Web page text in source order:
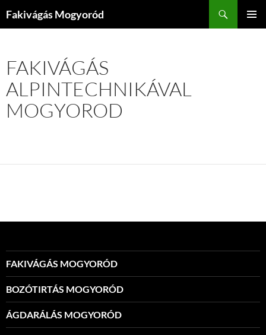
Fakivágás Mogyoród
FAKIVÁGÁS
ALPINTECHNIKÁVAL
MOGYOROD
FAKIVÁGÁS MOGYORÓD
BOZÓTIRTÁS MOGYORÓD
ÁGDARÁLÁS MOGYORÓD